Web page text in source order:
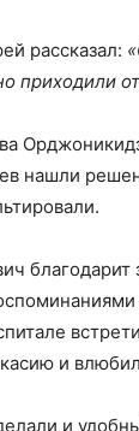
рассказал:
приходили
нашли
благодарит
и
и